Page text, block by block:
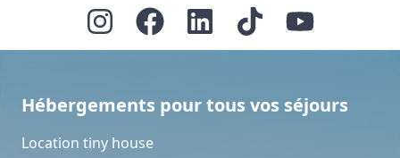
Hébergements pour tous vos séjours
Location tiny house